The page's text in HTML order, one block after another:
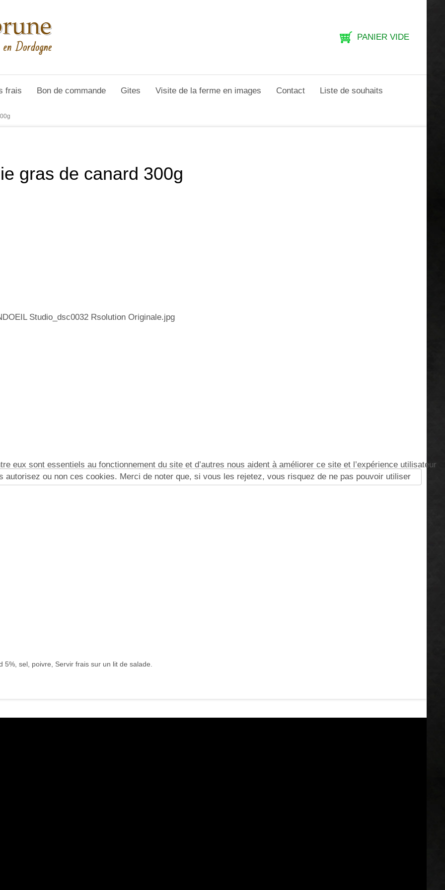
PANIER VIDE
frais Bon de commande Gites Visite de la ferme en images Contact Liste de souhaits
gras de canard 300g
Studio_dsc0032 Rsolution Originale.jpg
sel, poivre, Servir frais sur un lit de salade.
eux sont essentiels au fonctionnement du site et d’autres nous aident à améliorer ce site et l’expérience utilisateur
ou non ces cookies. Merci de noter que, si vous les rejetez, vous risquez de ne pas pouvoir utiliser